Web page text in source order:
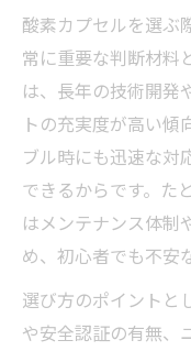
リラック
は
疲労回復
方
酸素カプ
酸素カプ
使用頻度や維
較術
酸素カプ
ト
酸素カプセルを選ぶ
常に重要な判断材料
は、長年の技術開発
トの充実度が高い傾
ブル時にも迅速な対
できるからです。た
はメンテナンス体制
め、初心者でも不安
選び方のポイントと
や安全認証の有無、